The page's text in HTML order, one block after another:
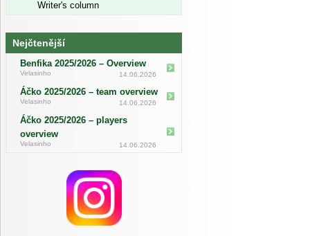
Writer's column
Nejčtenější
Benfika 2025/2026 – Overview
Velasinho 14.06.2026
Áčko 2025/2026 – team overview
Velasinho 14.06.2026
Áčko 2025/2026 – players
overview
Velasinho 14.06.2026